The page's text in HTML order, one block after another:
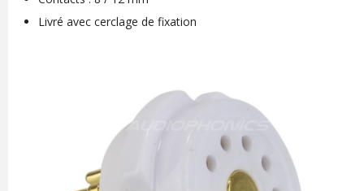
Livré avec cerclage de fixation